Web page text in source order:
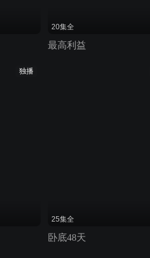
20集全
最高利益
独播
25集全
卧底48天